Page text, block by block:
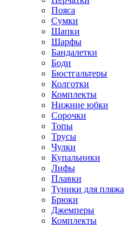
Пояса
Сумки
Шапки
Шарфы
Бандалетки
Боди
Бюстгальтеры
Колготки
Комплекты
Нижние юбки
Сорочки
Топы
Трусы
Чулки
Купальники
Лифы
Плавки
Туники для пляжа
Брюки
Джемперы
Комплекты